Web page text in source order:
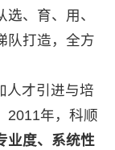
、育、用、
队打造，全方
人才引进与培
2011年，科顺
业度、系统性